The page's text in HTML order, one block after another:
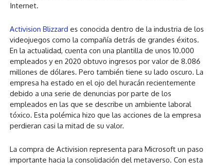
Internet.
Activision Blizzard es conocida dentro de la industria de los
videojuegos como la compañía detrás de grandes éxitos.
En la actualidad, cuenta con una plantilla de unos 10.000
empleados y en 2020 obtuvo ingresos por valor de 8.086
millones de dólares. Pero también tiene su lado oscuro. La
empresa ha estado en el ojo del huracán recientemente
debido a una serie de denuncias por parte de los
empleados en las que se describe un ambiente laboral
tóxico. Esta polémica hizo que las acciones de la empresa
perdieran casi la mitad de su valor.
La compra de Activision representa para Microsoft un paso
importante hacia la consolidación del metaverso. Con esta